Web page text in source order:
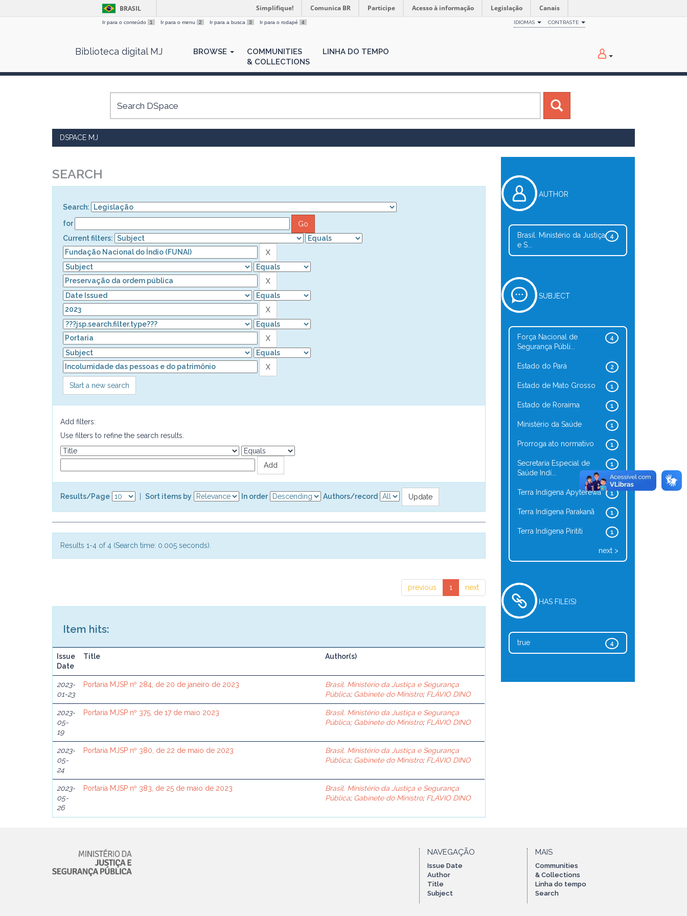
BRASIL Simplifique! Comunica BR Participe Acesso à informação Legislação Canais
Ir para o conteúdo 1 Ir para o menu 2 Ir para a busca 3 Ir para o rodapé 4 IDIOMAS CONTRASTE
Biblioteca digital MJ BROWSE
COMMUNITIES
& COLLECTIONS
LINHA DO TEMPO
DSPACE MJ
SEARCH
Search:
for
Current filters:
Start a new search
Add filters:
Use filters to refine the search results.
Results/Page Sort items by In order Authors/record
Results 1-4 of 4 (Search time: 0.005 seconds).
previous 1 next
Item hits:
Issue
Date
Title Author(s)
2023-
01-23
Portaria MJSP nº 284, de 20 de janeiro de 2023
Brasil. Ministério da Justiça e Segurança
Pública; Gabinete do Ministro; FLÁVIO DINO
2023-
05-
19
Portaria MJSP nº 375, de 17 de maio 2023
Brasil. Ministério da Justiça e Segurança
Pública; Gabinete do Ministro; FLÁVIO DINO
2023-
05-
24
Portaria MJSP nº 380, de 22 de maio de 2023
Brasil. Ministério da Justiça e Segurança
Pública; Gabinete do Ministro; FLÁVIO DINO
2023-
05-
26
Portaria MJSP nº 383, de 25 de maio de 2023
Brasil. Ministério da Justiça e Segurança
Pública; Gabinete do Ministro; FLÁVIO DINO
AUTHOR
4
Brasil. Ministério da Justiça
e S...
SUBJECT
4
Força Nacional de
Segurança Públi...
2
Estado do Pará
1
Estado de Mato Grosso
1
Estado de Roraima
1
Ministério da Saúde
1
Prorroga ato normativo
1
Secretaria Especial de
Saúde Indí...
1
Terra Indígena Apyterewa
1
Terra Indígena Parakanã
1
Terra Indígena Pirititi
next >
HAS FILE(S)
4
true
NAVEGAÇÃO
Issue Date
Author
Title
Subject
MAIS
Communities
& Collections
Linha do tempo
Search